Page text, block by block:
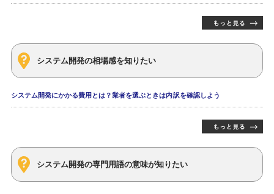
システム開発の相場感を知りたい
システム開発にかかる費用とは？業者を選ぶときは内訳を確認しよう
システム開発の専門用語の意味が知りたい